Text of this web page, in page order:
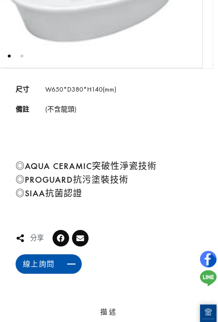
尺寸 W650*D380*H140(mm)
備註 (不含龍頭)
◎AQUA CERAMIC突破性淨瓷技術
◎PROGUARD抗污塗裝技術
◎SIAA抗菌認證
分享
線上詢問
描述